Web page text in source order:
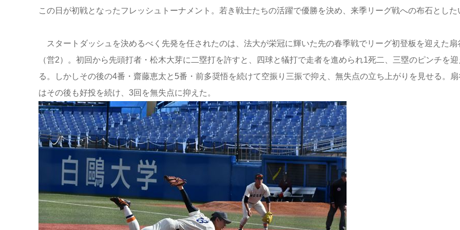
この日が初戦となったフレッシュトーナメント。若き戦士たちの活躍で優勝を決め、来季リーグ戦への布石とした
スタートダッシュを決めるべく先発を任されたのは、法大が栄冠に輝いた先の春季戦でリーグ初登板を迎えた扇
（営2）。初回から先頭打者・松木大芽に二塁打を許すと、四球と犠打で走者を進められ1死二、三塁のピンチを迎
る。しかしその後の4番・齋藤恵太と5番・前多奨悟を続けて空振り三振で抑え、無失点の立ち上がりを見せる。扇
はその後も好投を続け、3回を無失点に抑えた。